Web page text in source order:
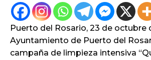
Puerto del Rosario, 23 de octubre
Ayuntamiento de Puerto del
campaña de limpieza intensiva